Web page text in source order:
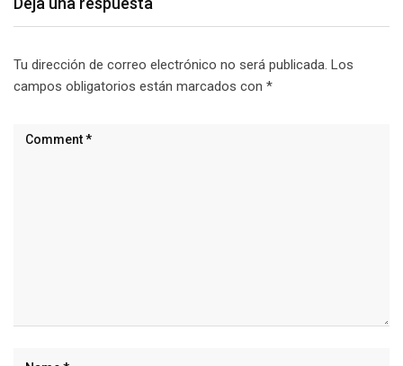
Tu dirección de correo electrónico no será publicada. Los
campos obligatorios están marcados con *